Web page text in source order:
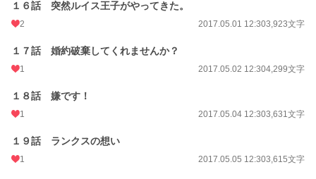
１６話 突然ルイス王子がやってきた。
2 2017.05.01 12:303,923文字
１７話 婚約破棄してくれませんか？
1 2017.05.02 12:304,299文字
１８話 嫌です！
1 2017.05.04 12:303,631文字
１９話 ランクスの想い
1 2017.05.05 12:303,615文字